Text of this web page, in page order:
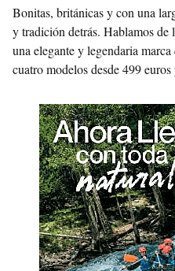
Bonitas, británicas y con una
y tradición detrás. Hablamos de
una elegante y legendaria
cuatro modelos desde 499